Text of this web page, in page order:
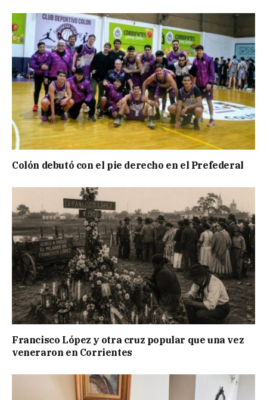
Colón debutó con el pie derecho en el Prefederal
Francisco López y otra cruz popular que una vez
veneraron en Corrientes